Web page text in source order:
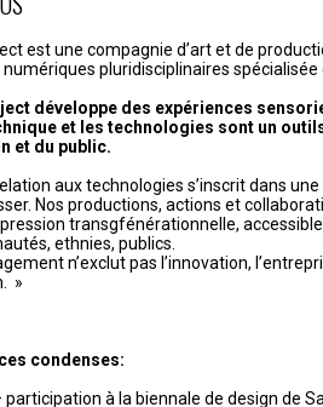
est une compagnie d’art et de
pluridisciplinaires spécialisée
développe des expériences
et les technologies sont un
et du public.
aux technologies s’inscrit dans
Nos productions, actions et
transgfénérationnelle,
ethnies, publics.
n’exclut pas l’innovation,
»
condenses:
participation à la biennale de design de